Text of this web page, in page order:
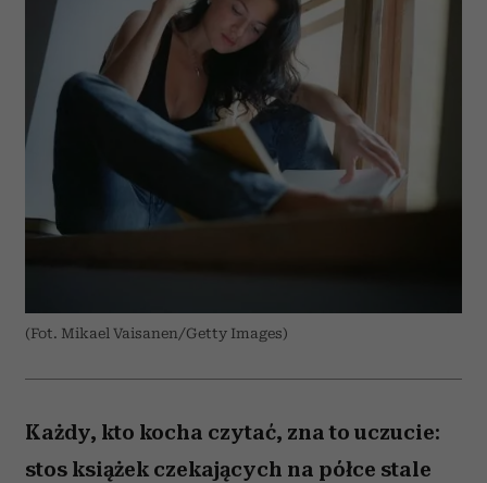
(Fot. Mikael Vaisanen/Getty Images)
Każdy, kto kocha czytać, zna to uczucie:
stos książek czekających na półce stale